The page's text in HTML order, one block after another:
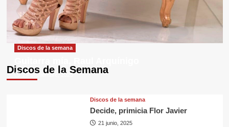
Discos de la Semana
Discos de la semana
29 septiembre, 2025
Discos de la semana
Decide, primicia Flor Javier
21 junio, 2025